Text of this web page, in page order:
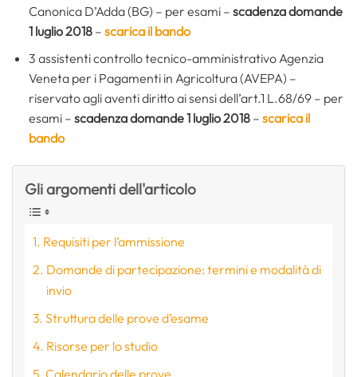
Canonica D’Adda (BG) – per esami – scadenza domande
1 luglio 2018– scarica il bando
3 assistenti controllo tecnico-amministrativo Agenzia
Veneta per i Pagamenti in Agricoltura (AVEPA) –
riservato agli aventi diritto ai sensi dell’art.1 L.68/69 – per
esami – scadenza domande 1 luglio 2018– scarica il
bando
Gli argomenti dell'articolo
Requisiti per l’ammissione
Domande di partecipazione: termini e modalità di
invio
Struttura delle prove d’esame
Risorse per lo studio
Calendario delle prove